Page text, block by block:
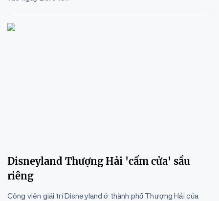
Disneyland Thượng Hải 'cấm cửa' sầu
riêng
Công viên giải trí Disneyland ở thành phố Thượng Hải của